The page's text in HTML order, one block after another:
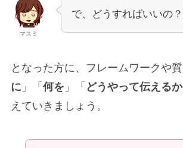
マスミ
で、どうすればいいの？
となった方に、フレームワークや
に 」「 何を 」「 どうやって伝えるか
えていきましょう。